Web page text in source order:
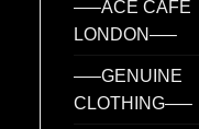
—–ACE CAFE
LONDON—–
—–GENUINE
CLOTHING—–